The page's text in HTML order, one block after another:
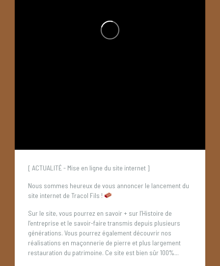
[ ACTUALITÉ - Mise en ligne du site internet ]
Nous sommes heureux de vous annoncer le lancement du
site internet de Tracol Fils !
Sur le site, vous pourrez en savoir + sur l’Histoire de
l’entreprise et le savoir-faire transmis depuis plusieurs
générations. Vous pourrez également découvrir nos
réalisations en maçonnerie de pierre et plus largement
restauration du patrimoine. Ce site est bien sûr 100%...